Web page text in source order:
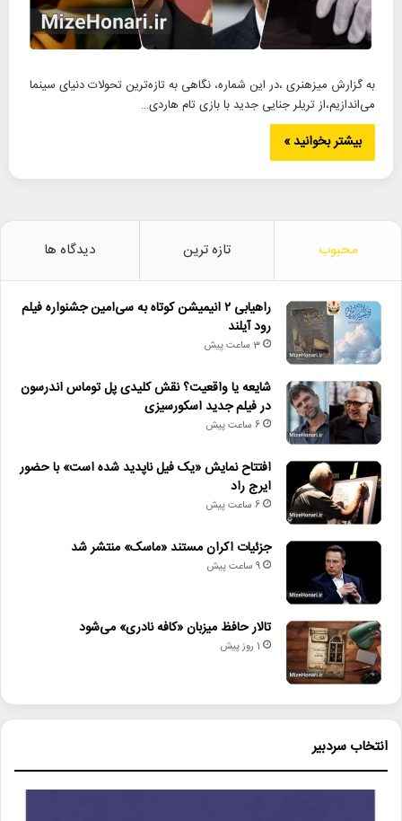
به گزارش میزهنری ،در این شماره، نگاهی به تازه‌ترین تحولات دنیای سینما
می‌اندازیم،از تریلر جنایی جدید با بازی تام هاردی…
بیشتر بخوانید »
محبوب تازه ترین دیدگاه ها
راهیابی ۲ انیمیشن کوتاه به سی‌امین جشنواره فیلم
رود آیلند
3 ساعت پیش
شایعه یا واقعیت؟ نقش کلیدی پل توماس اندرسون
در فیلم جدید اسکورسیزی
6 ساعت پیش
افتتاح نمایش «یک فیل ناپدید شده است» با حضور
ایرج راد
6 ساعت پیش
جزئیات اکران مستند «ماسک» منتشر شد
9 ساعت پیش
تالار حافظ میزبان «کافه نادری» می‌شود
1 روز پیش
انتخاب سردبیر